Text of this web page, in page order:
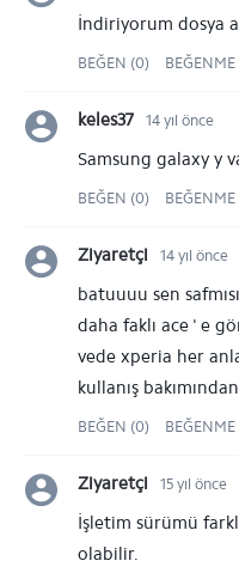
İndiriyorum dosya
BEĞEN (0) BEĞENME
keles37 14 yıl önce
Samsung galaxy y
BEĞEN (0) BEĞENME
Ziyaretçi 14 yıl önce
batuuuu sen
daha faklı ace ' e
vede xperia her
kullanış
BEĞEN (0) BEĞENME
Ziyaretçi 15 yıl önce
İşletim sürümü
olabilir.